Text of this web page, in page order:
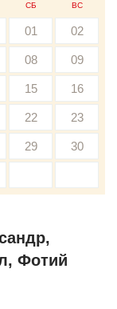
СБ ВС
01 02
08 09
15 16
22 23
29 30
Фотий